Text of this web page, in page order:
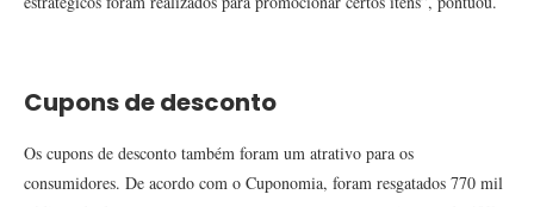
Cupons de desconto
Os cupons de desconto também foram um atrativo para os
consumidores. De acordo com o Cuponomia, foram resgatados 770 mil